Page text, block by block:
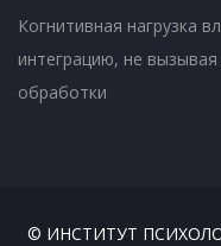
Когнитивная нагрузка
интеграцию, не
обработки
© ИНСТИТУТ